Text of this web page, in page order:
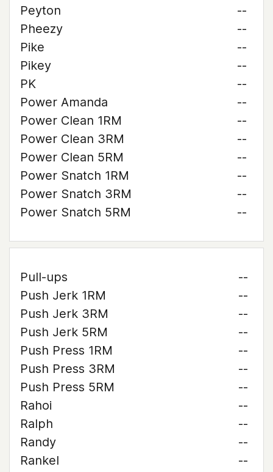
Peyton
--
Pheezy
--
Pike
--
Pikey
--
PK
--
Power Amanda
--
Power Clean 1RM
--
Power Clean 3RM
--
Power Clean 5RM
--
Power Snatch 1RM
--
Power Snatch 3RM
--
Power Snatch 5RM
--
Pull-ups
--
Push Jerk 1RM
--
Push Jerk 3RM
--
Push Jerk 5RM
--
Push Press 1RM
--
Push Press 3RM
--
Push Press 5RM
--
Rahoi
--
Ralph
--
Randy
--
Rankel
--